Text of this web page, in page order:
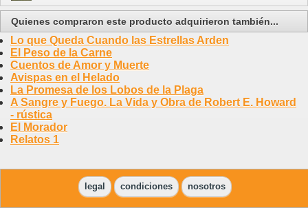
Quienes compraron este producto adquirieron también...
Lo que Queda Cuando las Estrellas Arden
El Peso de la Carne
Cuentos de Amor y Muerte
Avispas en el Helado
La Promesa de los Lobos de la Plaga
A Sangre y Fuego. La Vida y Obra de Robert E. Howard
- rústica
El Morador
Relatos 1
legal condiciones nosotros